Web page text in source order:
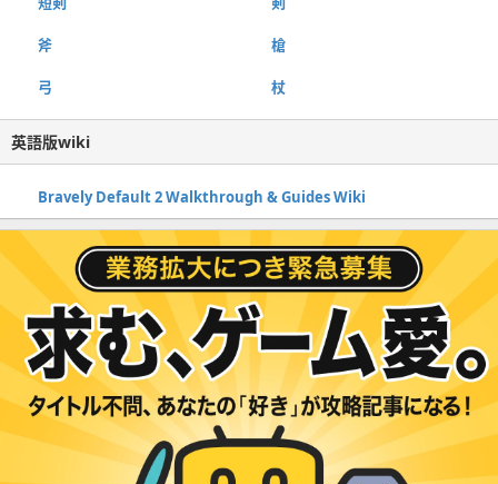
斧 槍
弓 杖
英語版wiki
Bravely Default 2 Walkthrough & Guides Wiki